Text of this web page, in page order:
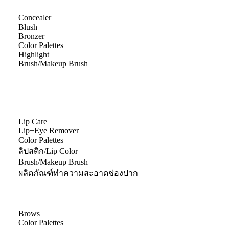
Concealer
Blush
Bronzer
Color Palettes
Highlight
Brush/Makeup Brush
Lip Care
Lip+Eye Remover
Color Palettes
ลิปสติก/Lip Color
Brush/Makeup Brush
ผลิตภัณฑ์ทำความสะอาดช่องปาก
Brows
Color Palettes